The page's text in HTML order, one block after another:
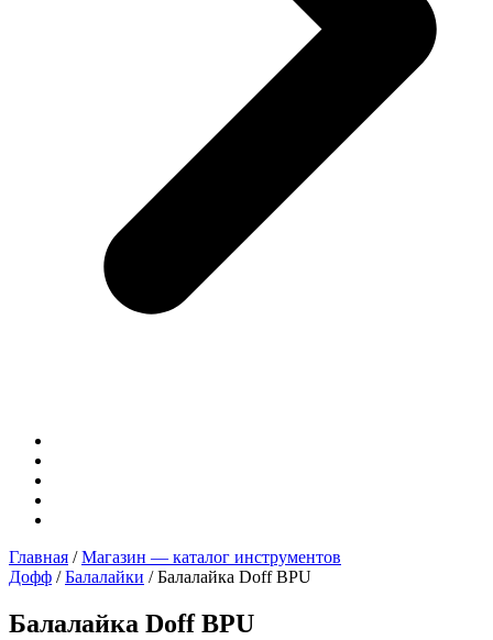
Главная /Магазин — каталог инструментов
Дофф /Балалайки / Балалайка Doff BPU
Балалайка Doff BPU